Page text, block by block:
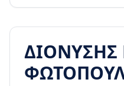
ΔΙΟΝΥΣΗΣ